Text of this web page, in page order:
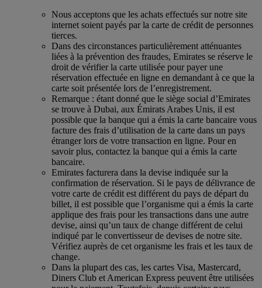
Nous acceptons que les achats effectués sur notre site
internet soient payés par la carte de crédit de personnes
tierces.
Dans des circonstances particulièrement atténuantes
liées à la prévention des fraudes, Emirates se réserve le
droit de vérifier la carte utilisée pour payer une
réservation effectuée en ligne en demandant à ce que la
carte soit présentée lors de l’enregistrement.
Remarque : étant donné que le siège social d’Emirates
se trouve à Dubai, aux Émirats Arabes Unis, il est
possible que la banque qui a émis la carte bancaire vous
facture des frais d’utilisation de la carte dans un pays
étranger lors de votre transaction en ligne. Pour en
savoir plus, contactez la banque qui a émis la carte
bancaire.
Emirates facturera dans la devise indiquée sur la
confirmation de réservation. Si le pays de délivrance de
votre carte de crédit est différent du pays de départ du
billet, il est possible que l’organisme qui a émis la carte
applique des frais pour les transactions dans une autre
devise, ainsi qu’un taux de change différent de celui
indiqué par le convertisseur de devises de notre site.
Vérifiez auprès de cet organisme les frais et les taux de
change.
Dans la plupart des cas, les cartes Visa, Mastercard,
Diners Club et American Express peuvent être utilisées